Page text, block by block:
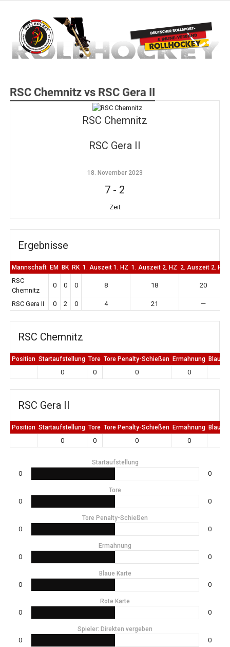
springen
RSC Chemnitz vs RSC Gera II
RSC Chemnitz
RSC Gera II
18. November 2023
7 - 2
Zeit
Ergebnisse
Mannschaft EM BK RK 1. Auszeit 1. HZ 1. Auszeit 2. HZ 2. Auszeit 2. HZ
RSC
Chemnitz
0 0 0 8 18 20
RSC Gera II 0 2 0 4 21 —
RSC Chemnitz
Position Startaufstellung Tore Tore Penalty-Schießen Ermahnung Blaue
0 0 0 0
RSC Gera II
Position Startaufstellung Tore Tore Penalty-Schießen Ermahnung Blaue
0 0 0 0
Startaufstellung
0 0
Tore
0 0
Tore Penalty-Schießen
0 0
Ermahnung
0 0
Blaue Karte
0 0
Rote Karte
0 0
Spieler: Direkten vergeben
0 0